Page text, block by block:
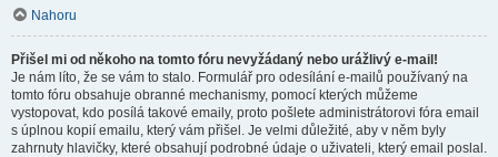
Nahoru
Přišel mi od někoho na tomto fóru nevyžádaný nebo urážlivý e-mail!
Je nám líto, že se vám to stalo. Formulář pro odesílání e-mailů používaný na
tomto fóru obsahuje obranné mechanismy, pomocí kterých můžeme
vystopovat, kdo posílá takové emaily, proto pošlete administrátorovi fóra email
s úplnou kopií emailu, který vám přišel. Je velmi důležité, aby v něm byly
zahrnuty hlavičky, které obsahují podrobné údaje o uživateli, který email poslal.